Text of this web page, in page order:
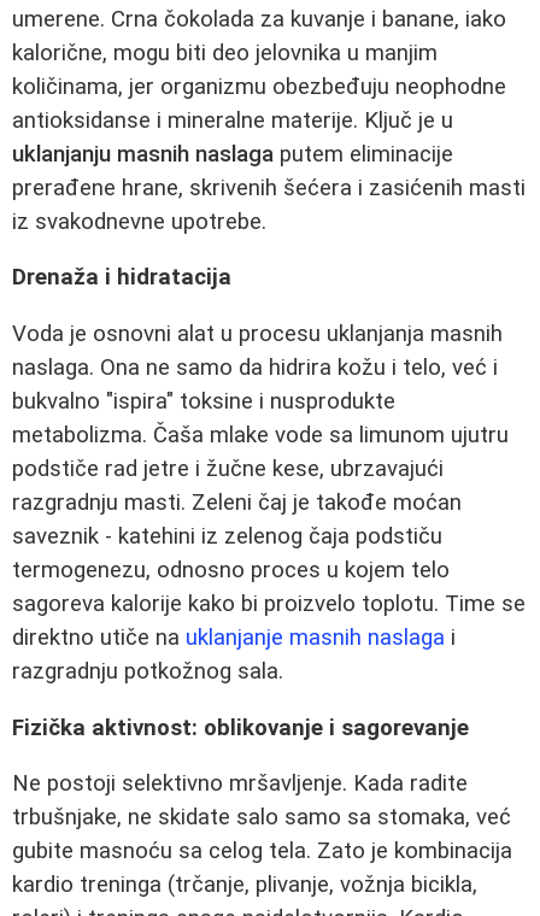
umerene. Crna čokolada za kuvanje i banane, iako
kalorične, mogu biti deo jelovnika u manjim
količinama, jer organizmu obezbeđuju neophodne
antioksidanse i mineralne materije. Ključ je u
uklanjanju masnih naslaga putem eliminacije
prerađene hrane, skrivenih šećera i zasićenih masti
iz svakodnevne upotrebe.
Drenaža i hidratacija
Voda je osnovni alat u procesu uklanjanja masnih
naslaga. Ona ne samo da hidrira kožu i telo, već i
bukvalno "ispira" toksine i nusprodukte
metabolizma. Čaša mlake vode sa limunom ujutru
podstiče rad jetre i žučne kese, ubrzavajući
razgradnju masti. Zeleni čaj je takođe moćan
saveznik - katehini iz zelenog čaja podstiču
termogenezu, odnosno proces u kojem telo
sagoreva kalorije kako bi proizvelo toplotu. Time se
direktno utiče na uklanjanje masnih naslaga i
razgradnju potkožnog sala.
Fizička aktivnost: oblikovanje i sagorevanje
Ne postoji selektivno mršavljenje. Kada radite
trbušnjake, ne skidate salo samo sa stomaka, već
gubite masnoću sa celog tela. Zato je kombinacija
kardio treninga (trčanje, plivanje, vožnja bicikla,